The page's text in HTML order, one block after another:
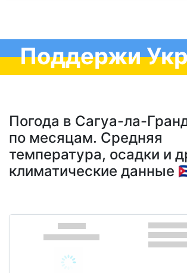
Поддержи
Погода в Сагуа-ла-
по месяцам. Средняя
температура, осадки и
климатические данные